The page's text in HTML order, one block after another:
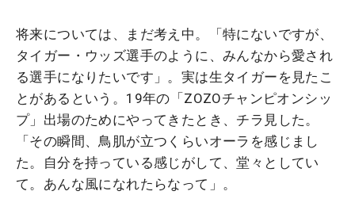
将来については、まだ考え中。「特にないですが、
タイガー・ウッズ選手のように、みんなから愛され
る選手になりたいです」。実は生タイガーを見たこ
とがあるという。19年の「ZOZOチャンピオンシッ
プ」出場のためにやってきたとき、チラ見した。
「その瞬間、鳥肌が立つくらいオーラを感じまし
た。自分を持っている感じがして、堂々としてい
て。あんな風になれたらなって」。